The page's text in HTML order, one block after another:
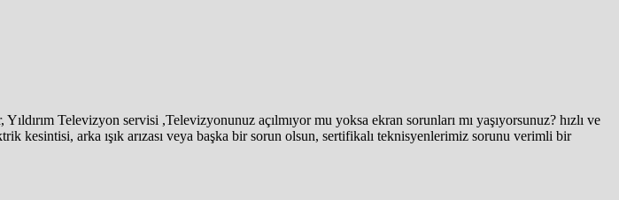
Televizyon servisi ,Televizyonunuz açılmıyor mu yoksa ekran sorunları mı yaşıyorsunuz? hızlı ve
kesintisi, arka ışık arızası veya başka bir sorun olsun, sertifikalı teknisyenlerimiz sorunu verimli bir